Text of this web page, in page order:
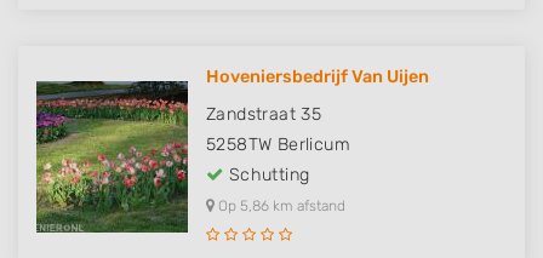
Hoveniersbedrijf Van Uijen
Zandstraat 35
5258TW Berlicum
Schutting
Op 5,86 km afstand